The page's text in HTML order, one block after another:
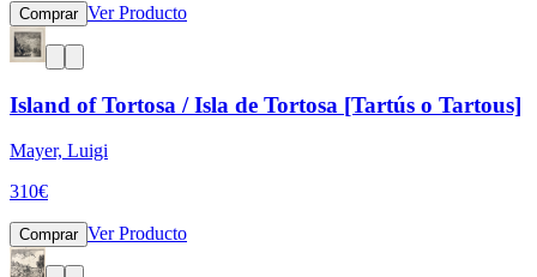
Comprar Ver Producto
Island of Tortosa / Isla de Tortosa [Tartús o Tartous]
Mayer, Luigi
310€
Comprar Ver Producto